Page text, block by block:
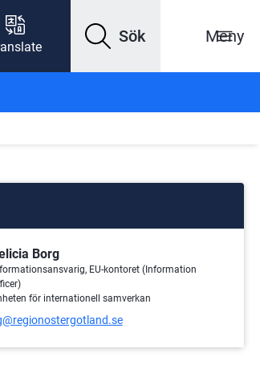
Sök Meny
Borg
EU-kontoret (Information
för internationell samverkan